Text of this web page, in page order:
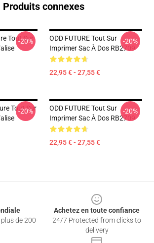
Produits connexes
Tout Sur
-20%
ODD FUTURE Tout Sur
Imprimer Sac À Dos RB2709
22,95 € - 27,55 €
-20%
Tout Sur
-20%
ODD FUTURE Tout Sur
Imprimer Sac À Dos RB2709
22,95 € - 27,55 €
-20%
de 200
Achetez en toute confiance
24/7 Protected from clicks to
delivery